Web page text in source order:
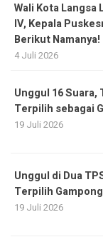
Wali Kota Langsa
IV, Kepala
Berikut Namanya!
4 Juli 2026
Unggul 16 Suara,
Terpilih sebagai
19 Juli 2026
Unggul di Dua
Terpilih
19 Juli 2026